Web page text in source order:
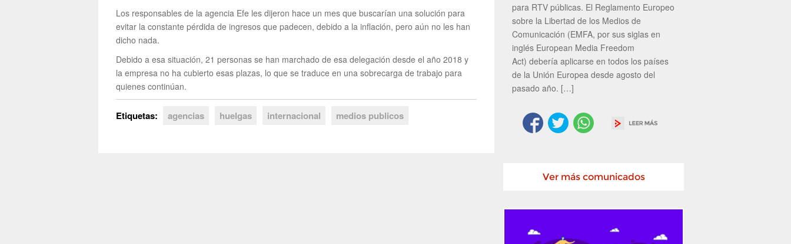
Los responsables de la agencia Efe les dijeron hace un mes que buscarían una solución para
evitar la constante pérdida de ingresos que padecen, debido a la inflación, pero aún no les han
dicho nada.
Debido a esa situación, 21 personas se han marchado de esa delegación desde el año 2018 y
la empresa no ha cubierto esas plazas, lo que se traduce en una sobrecarga de trabajo para
quienes continúan.
Etiquetas: agencias huelgas internacional medios publicos
para RTV públicas. El Reglamento Europeo
sobre la Libertad de los Medios de
Comunicación (EMFA, por sus siglas en
inglés European Media Freedom
Act) debería aplicarse en todos los países
de la Unión Europea desde agosto del
pasado año. […]
Ver más comunicados